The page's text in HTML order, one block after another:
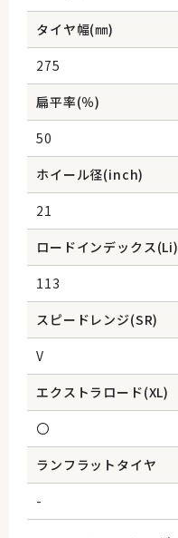
タイヤ幅(㎜)
275
扁平率(％)
50
ホイール径(inch)
21
ロードインデックス(Li)
113
スピードレンジ(SR)
V
エクストラロード(XL)
〇
ランフラットタイヤ
-